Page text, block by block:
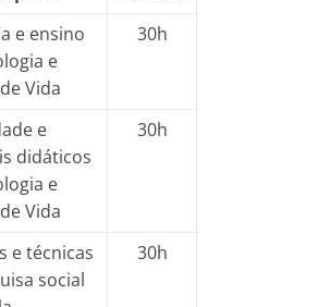
e ensino
e
Vida
30h
e
didáticos
e
Vida
30h
e técnicas
social
30h